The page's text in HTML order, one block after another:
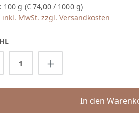
100 g (€ 74,00 / 1000 g)
inkl. MwSt. zzgl. Versandkosten
Anzahl: Gib den
In den